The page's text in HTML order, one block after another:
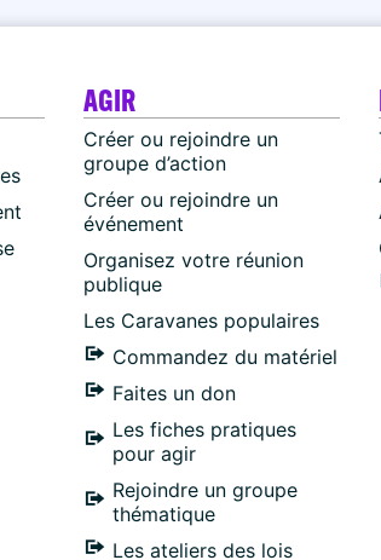
AGIR
Créer ou rejoindre un
groupe d’action
Créer ou rejoindre un
événement
Organisez votre réunion
publique
Les Caravanes populaires
Commandez du matériel
Faites un don
Les fiches pratiques
pour agir
Rejoindre un groupe
thématique
Les ateliers des lois